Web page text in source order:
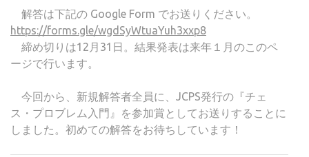
解答は下記の Google Form でお送りください。
https://forms.gle/wgdSyWtuaYuh3xxp8
締め切りは12月31日。結果発表は来年１月のこのペ
ージで行います。
今回から、新規解答者全員に、JCPS発行の『チェ
ス・プロブレム入門』を参加賞としてお送りすることに
しました。初めての解答をお待ちしています！